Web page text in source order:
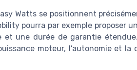
Watts se positionnent
pourra par exemple proposer
et une durée de garantie
moteur, l’autonomie et